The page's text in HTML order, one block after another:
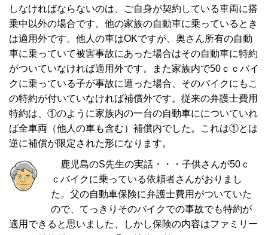
しなければならないのは、ご自身が契約している車両に搭
乗中以外の場合です。他の家族の自動車に乗っているとき
は適用外です。他人の車はOKですが、奥さん所有の自動
車に乗っていて被害事故にあった場合はその自動車に特約
がついていなければ適用外です。また家族内で50ｃｃバイ
クに乗っている子が事故に遭った場合、そのバイクにもこ
の特約が付いていなければ補償外です。従来の弁護士費用
特約は、①のように家族内の一台の自動車にについていれ
ば全車両（他人の車も含む）補償内でした。これは①とは
逆に補償が限定された形になります。
鹿児島のS先生の実話・・・子供さんが50ｃ
ｃバイクに乗っている依頼者さんがおりまし
た。父の自動車保険に弁護士費用がついていた
ので、てっきりそのバイクでの事故でも特約が
適用できると思いました、しかし保険の内容はファミリー